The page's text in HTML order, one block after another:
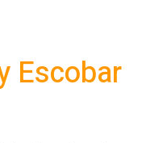
Escobar